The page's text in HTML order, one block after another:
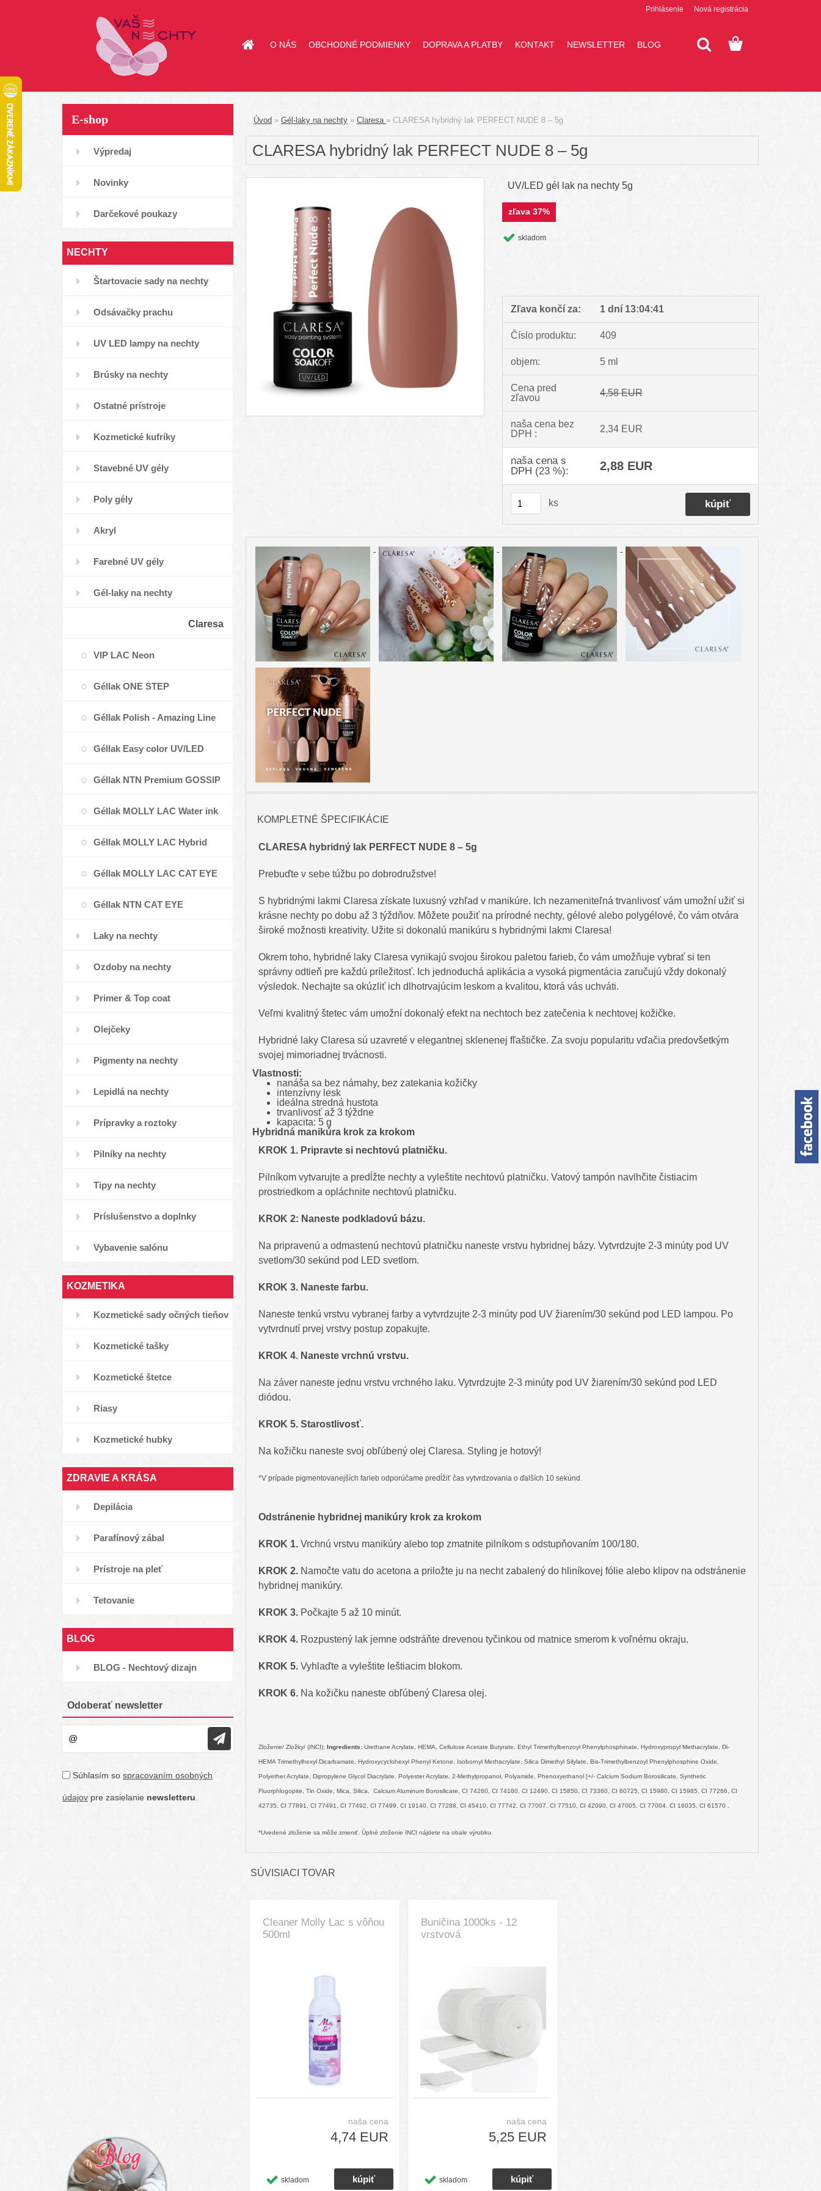
O NÁS OBCHODNÉ PODMIENKY DOPRAVA A PLATBY KONTAKT NEWSLETTER BLOG
Prihlásenie Nová registrácia
E-shop
Výpredaj
Novinky
Darčekové poukazy
NECHTY
Štartovacie sady na nechty
Odsávačky prachu
UV LED lampy na nechty
Brúsky na nechty
Ostatné prístroje
Kozmetické kufríky
Stavebné UV gély
Poly gély
Akryl
Farebné UV gély
Gél-laky na nechty
Claresa
VIP LAC Neon
Géllak ONE STEP
Géllak Polish - Amazing Line
Géllak Easy color UV/LED
Géllak NTN Premium GOSSIP
GIRL
Géllak MOLLY LAC Water ink
Géllak MOLLY LAC Hybrid
Géllak MOLLY LAC CAT EYE
Géllak NTN CAT EYE
Laky na nechty
Ozdoby na nechty
Primer & Top coat
Olejčeky
Pigmenty na nechty
Lepidlá na nechty
Prípravky a roztoky
Pilníky na nechty
Tipy na nechty
Príslušenstvo a doplnky
Vybavenie salónu
KOZMETIKA
Kozmetické sady očných tieňov
Kozmetické tašky
Kozmetické štetce
Riasy
Kozmetické hubky
ZDRAVIE A KRÁSA
Depilácia
Parafínový zábal
Prístroje na pleť
Tetovanie
BLOG
BLOG - Nechtový dizajn
Odoberať newsletter
Súhlasím so spracovaním osobných
údajov pre zasielanie newsletteru
Úvod » Gél-laky na nechty » Claresa » CLARESA hybridný lak PERFECT NUDE 8 – 5g
CLARESA hybridný lak PERFECT NUDE 8 – 5g
UV/LED gél lak na nechty 5g
zľava 37%
skladom
Zľava končí za: 1 dní 13:04:40
Číslo produktu: 409
objem: 5 ml
Cena pred
zľavou
4,58 EUR
naša cena bez
DPH :
2,34 EUR
naša cena s
DPH (23 %):
2,88 EUR
ks
KOMPLETNÉ ŠPECIFIKÁCIE
CLARESA hybridný lak PERFECT NUDE 8 – 5g
Prebuďte v sebe túžbu po dobrodružstve!
S hybridnými lakmi Claresa získate luxusný vzhľad v manikúre. Ich nezameniteľná trvanlivosť vám umožní užiť si
krásne nechty po dobu až 3 týždňov. Môžete použiť na prírodné nechty, gélové alebo polygélové, čo vám otvára
široké možnosti kreativity. Užite si dokonalú manikúru s hybridnými lakmi Claresa!
Okrem toho, hybridné laky Claresa vynikajú svojou širokou paletou farieb, čo vám umožňuje vybrať si ten
správny odtieň pre každú príležitosť. Ich jednoduchá aplikácia a vysoká pigmentácia zaručujú vždy dokonalý
výsledok. Nechajte sa okúzliť ich dlhotrvajúcim leskom a kvalitou, ktorá vás uchváti.
Veľmi kvalitný štetec vám umožní dokonalý efekt na nechtoch bez zatečenia k nechtovej kožičke.
Hybridné laky Claresa sú uzavreté v elegantnej sklenenej fľaštičke. Za svoju popularitu vďačia predovšetkým
svojej mimoriadnej trvácnosti.
Vlastnosti:
nanáša sa bez námahy, bez zatekania kožičky
intenzívny lesk
ideálna stredná hustota
trvanlivosť až 3 týždne
kapacita: 5 g
Hybridná manikúra krok za krokom
KROK 1. Pripravte si nechtovú platničku.
Pilníkom vytvarujte a predĺžte nechty a vyleštite nechtovú platničku. Vatový tampón navlhčite čistiacim
prostriedkom a opláchnite nechtovú platničku.
KROK 2: Naneste podkladovú bázu.
Na pripravenú a odmastenú nechtovú platničku naneste vrstvu hybridnej bázy. Vytvrdzujte 2-3 minúty pod UV
svetlom/30 sekúnd pod LED svetlom.
KROK 3. Naneste farbu.
Naneste tenkú vrstvu vybranej farby a vytvrdzujte 2-3 minúty pod UV žiarením/30 sekúnd pod LED lampou. Po
vytvrdnutí prvej vrstvy postup zopakujte.
KROK 4. Naneste vrchnú vrstvu.
Na záver naneste jednu vrstvu vrchného laku. Vytvrdzujte 2-3 minúty pod UV žiarením/30 sekúnd pod LED
diódou.
KROK 5. Starostlivosť.
Na kožičku naneste svoj obľúbený olej Claresa. Styling je hotový!
*V prípade pigmentovanejších farieb odporúčame predĺžiť čas vytvrdzovania o ďalších 10 sekúnd.
Odstránenie hybridnej manikúry krok za krokom
KROK 1. Vrchnú vrstvu manikúry alebo top zmatnite pilníkom s odstupňovaním 100/180.
KROK 2. Namočte vatu do acetona a priložte ju na necht zabalený do hliníkovej fólie alebo klipov na odstránenie
hybridnej manikúry.
KROK 3. Počkajte 5 až 10 minút.
KROK 4. Rozpustený lak jemne odstráňte drevenou tyčinkou od matnice smerom k voľnému okraju.
KROK 5. Vyhlaďte a vyleštite leštiacim blokom.
KROK 6. Na kožičku naneste obľúbený Claresa olej.
Zloženie/ Zložky/ (INCI): Ingredients: Urethane Acrylate, HEMA, Cellulose Acetate Butyrate, Ethyl Trimethylbenzoyl Phenylphosphinate, Hydroxypropyl Methacrylate, Di-
HEMA Trimethylhexyl Dicarbamate, Hydroxycyclohexyl Phenyl Ketone, Isobornyl Methacrylate, Silica Dimethyl Silylate, Bis-Trimethylbenzoyl Phenylphosphine Oxide,
Polyether Acrylate, Dipropylene Glycol Diacrylate, Polyester Acrylate, 2-Methylpropanol, Polyamide, Phenoxyethanol [+/- Calcium Sodium Borosilicate, Synthetic
Fluorphlogopite, Tin Oxide, Mica, Silica, Calcium Aluminum Borosilicate, CI 74260, CI 74160, CI 12490, CI 15850, CI 73360, CI 60725, CI 15980, CI 15985, CI 77266, CI
42735, CI 77891, CI 77491, CI 77492, CI 77499, CI 19140, CI 77288, CI 45410, CI 77742, CI 77007, CI 77510, CI 42090, CI 47005, CI 77004, CI 16035, CI 61570 .
*Uvedené zloženie sa môže zmeniť. Úplné zloženie INCI nájdete na obale výrobku.
SÚVISIACI TOVAR
Cleaner Molly Lac s vôňou
500ml
naša cena
4,74 EUR
skladom
Buničina 1000ks - 12
vrstvová
naša cena
5,25 EUR
skladom